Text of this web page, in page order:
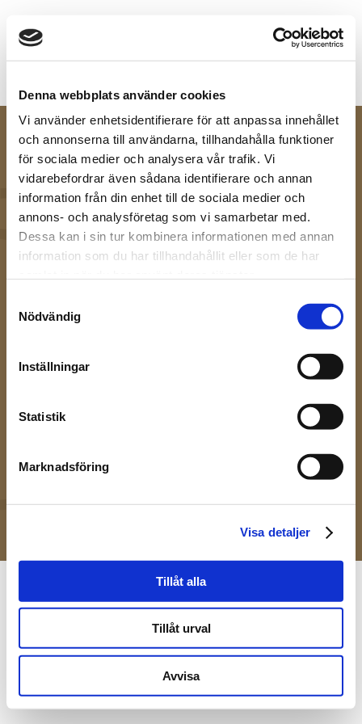
Denna webbplats använder cookies
Vi använder enhetsidentifierare för att anpassa innehållet
och annonserna till användarna, tillhandahålla funktioner
för sociala medier och analysera vår trafik. Vi
vidarebefordrar även sådana identifierare och annan
information från din enhet till de sociala medier och
annons- och analysföretag som vi samarbetar med.
Dessa kan i sin tur kombinera informationen med annan
information som du har tillhandahållit eller som de har
Nödvändig
Inställningar
Statistik
Marknadsföring
Visa detaljer
Tillåt alla
Tillåt urval
Avvisa
Logga in
För att få tillgång till sidan behöver du logga
in. Vänligen ange ditt lösenord. Har du inte
fått något lösenord ber vi dig ta kontakt med
din kontaktperson.
Användarnamn